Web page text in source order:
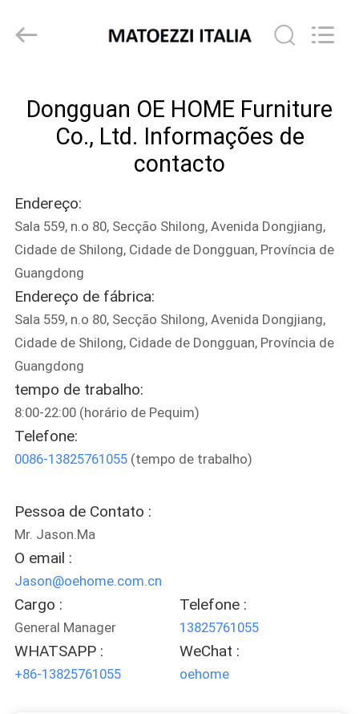
PRODUTOS
SHOW
DE
RV
QUEM
SOMOS
FÁBRICA
CONOSCO
NOTÍCIAS
TODOS
OS
CASOS
HOME
Furniture
Dongguan OE HOME Furniture
Co., Ltd. Informações de
contacto
Endereço:
Sala 559, n.o 80, Secção Shilong, Avenida Dongjiang,
Cidade de Shilong, Cidade de Dongguan, Província de
Guangdong
Endereço de fábrica:
Sala 559, n.o 80, Secção Shilong, Avenida Dongjiang,
Cidade de Shilong, Cidade de Dongguan, Província de
Guangdong
tempo de trabalho:
8:00-22:00 (horário de Pequim)
Telefone:
0086-13825761055(tempo de trabalho)
Pessoa de Contato :
Mr. Jason.Ma
O email :
Jason@oehome.com.cn
Cargo :
General Manager
Telefone :
13825761055
WHATSAPP :
+86-13825761055
WeChat :
oehome